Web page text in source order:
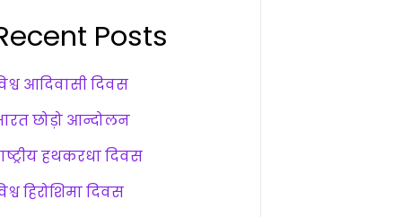
Posts
आदिवासी दिवस
छोड़ो आन्दोलन
हथकरधा दिवस
हिरोशिमा दिवस